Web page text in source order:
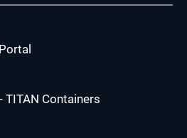
TITAN Containers